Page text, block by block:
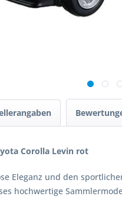
Corolla Levin rot
Eleganz und den
hochwertige